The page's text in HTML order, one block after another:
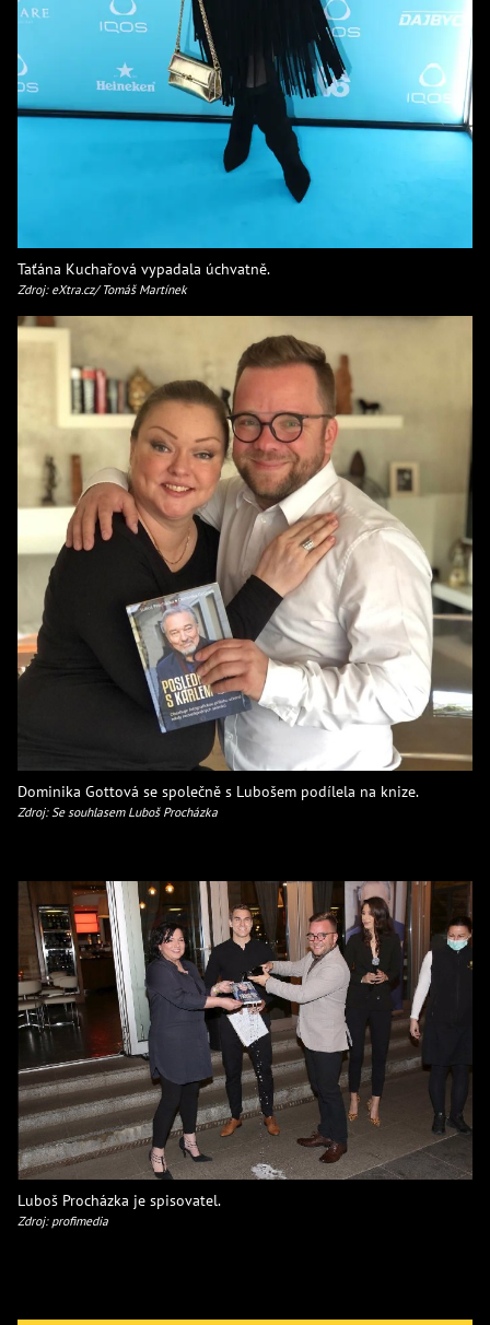
Taťána Kuchařová vypadala úchvatně.
Zdroj: eXtra.cz/ Tomáš Martínek
Dominika Gottová se společně s Lubošem podílela na knize.
Zdroj: Se souhlasem Luboš Procházka
Luboš Procházka je spisovatel.
Zdroj: profimedia